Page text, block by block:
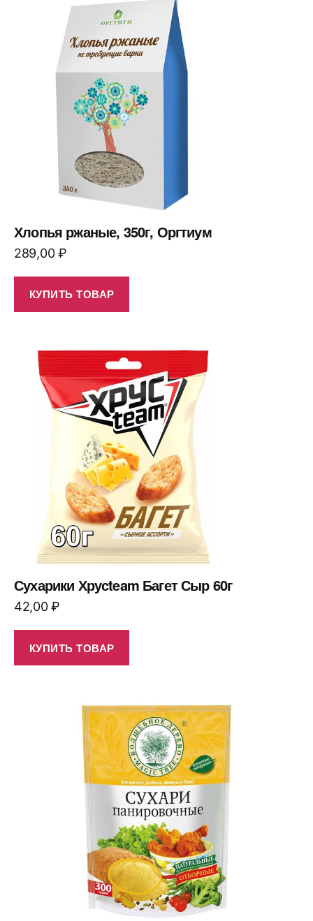
Хлопья ржаные, 350г, Оргтиум
289,00₽
КУПИТЬ ТОВАР
Сухарики Хрусteam Багет Сыр 60г
42,00₽
КУПИТЬ ТОВАР